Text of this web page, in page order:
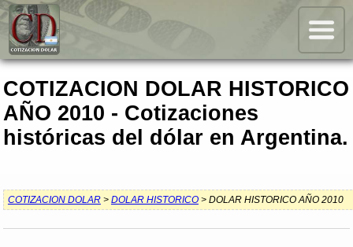
COTIZACION DOLAR HISTORICO
AÑO 2010 - Cotizaciones
históricas del dólar en Argentina.
COTIZACION DOLAR> DOLAR HISTORICO> DOLAR HISTORICO AÑO 2010